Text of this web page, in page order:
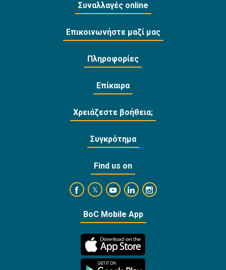
Συναλλαγές online
Επικοινωνήστε μαζί μας
Πληροφορίες
Επίκαιρα
Χρειάζεστε βοήθεια;
Συγκρότημα
Find us on
https://www.facebook.com/
https://twitter.com/bankofcyprus_
https://www.youtube.com/user/
https://www.linkedin.com/
https://
BoC Mobile App